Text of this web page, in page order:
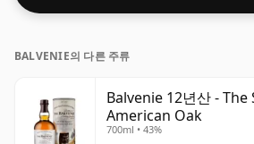
BALVENIE의 다른 주류
Balvenie 12년산 -
American Oak
700ml • 43%